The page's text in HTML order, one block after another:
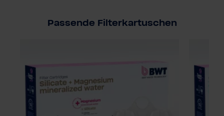
Passende Filterkartuschen